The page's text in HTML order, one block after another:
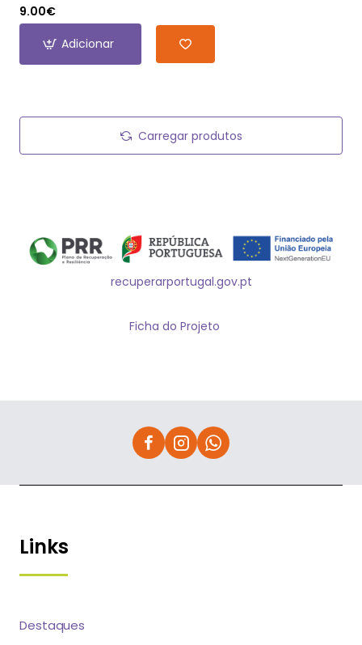
9.00€
Adicionar
Carregar produtos
recuperarportugal.gov.pt
Ficha do Projeto
Links
Destaques